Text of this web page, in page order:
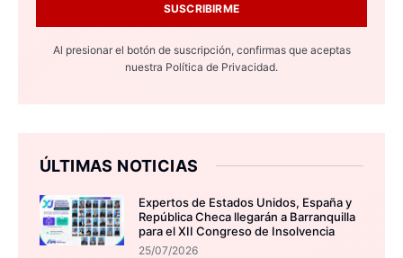
SUSCRIBIRME
Al presionar el botón de suscripción, confirmas que aceptas
nuestra Política de Privacidad.
ÚLTIMAS NOTICIAS
Expertos de Estados Unidos, España y
República Checa llegarán a Barranquilla
para el XII Congreso de Insolvencia
25/07/2026